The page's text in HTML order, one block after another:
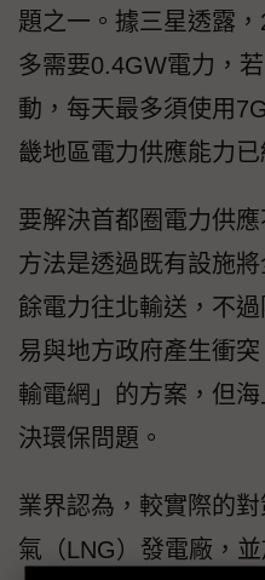
題之一。據三星透露
多需要0.4GW電力，
動，每天最多須使用
畿地區電力供應能力已
要解決首都圈電力供
方法是透過既有設施
餘電力往北輸送，不
易與地方政府產生衝
輸電網」的方案，但
決環保問題。
業界認為，較實際的
氣（LNG）發電廠，